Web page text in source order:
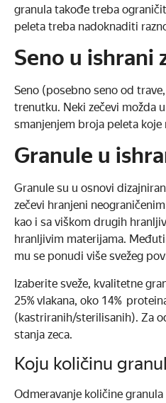
granula takođe treba
peleta treba nadoknaditi
Seno u ishrani
Seno (posebno seno od
trenutku. Neki zečevi možda
smanjenjem broja peleta
Granule u
Granule su u osnovi
zečevi hranjeni
kao i sa viškom drugih
hranljivim materijama.
mu se ponudi više svežeg
Izaberite sveže, kvalitetne
25% vlakana, oko 14%
(kastriranih/sterilisanih). Za
stanja zeca.
Koju količinu
Odmeravanje količine